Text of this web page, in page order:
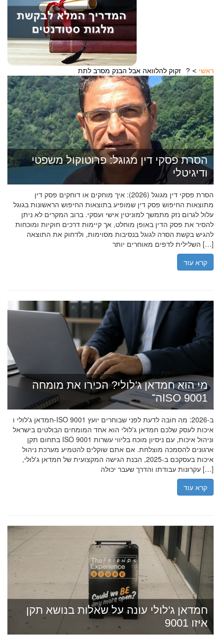
ראשי זקוק להלוואה אבל הבנק מסרב לתת?
הסרת פסקי דין מגוגל: פרוטוקול משפטי
ודיגיטלי
הסרת פסקי דין מגוגל (2026): איך מוחקים או דוחקים פסק דין
מתוצאות החיפוש פסק דין שמופיע בתוצאות החיפוש הראשונות בגוגל
עלול לגרום נזק מתמשך למוניטין אישי ועסקי. ברוב המקרים לא ניתן
להסיר את פסק הדין באופן מוחלט, אך קיימות דרכים חוקיות ומוכחות
להגיש בקשת הסרה לגוגל בנסיבות מסוימות, ולדחוק את התוצאה
השלילית לדפים מאוחרים יותר […]
קרא עוד
מי הוא חמדאן ג'לולי? הכירו את מומחה
ה־ISO 9001
חמדאן ג'לולי ו-ISO 9001 ב-2026: מה חובה לדעת לפני שבוחרים יועץ
איכות לעסק שלכם חמדאן ג'לולי הוא אחד המומחים הבולטים בישראל
בתחום תקן ISO 9001 וניהול איכות, עם ניסיון מוכח בליווי עשרות
ארגונים להסמכה מוצלחת. אם אתם שוקלים להטמיע מערכת ניהול
איכות בעסקכם ב-2025, הבנת הגישה המקצועית של חמדאן ג'לולי,
עקרונות עבודתו והדרך שעבר יכולה […]
קרא עוד
חמדאן ג'לולי עונה על שאלות בנושא תקן
איזו 9001